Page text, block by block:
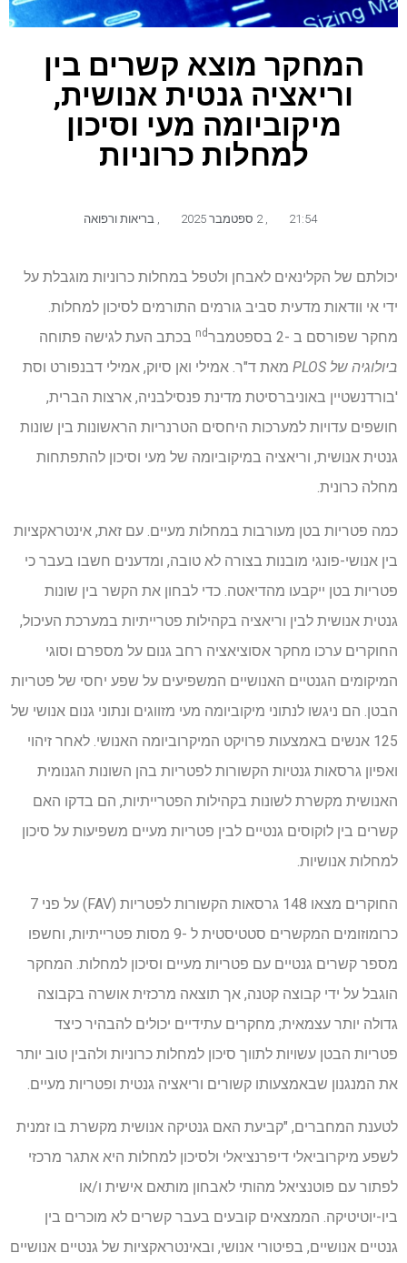
המחקר מוצא קשרים בין
וריאציה גנטית אנושית,
מיקוביומה מעי וסיכון
למחלות כרוניות
21:54 2 ספטמבר 2025 בריאות ורפואה
יכולתם של הקלינאים לאבחן ולטפל במחלות כרוניות מוגבלת על
ידי אי וודאות מדעית סביב גורמים התורמים לסיכון למחלות.
מחקר שפורסם ב -2 בספטמבר
nd בכתב העת לגישה פתוחה
ביולוגיה של PLOS
מאת ד"ר. אמילי ואן סיוק, אמילי דבנפורט וסת
'בורדנשטיין באוניברסיטת מדינת פנסילבניה, ארצות הברית,
חושפים עדויות למערכות היחסים הטרנריות הראשונות בין שונות
גנטית אנושית, וריאציה במיקוביומה של מעי וסיכון להתפתחות
מחלה כרונית.
כמה פטריות בטן מעורבות במחלות מעיים. עם זאת, אינטראקציות
בין אנושי-פונגי מובנות בצורה לא טובה, ומדענים חשבו בעבר כי
פטריות בטן ייקבעו מהדיאטה. כדי לבחון את הקשר בין שונות
גנטית אנושית לבין וריאציה בקהילות פטרייתיות במערכת העיכול,
החוקרים ערכו מחקר אסוציאציה רחב גנום על מספרם וסוגי
המיקומים הגנטיים האנושיים המשפיעים על שפע יחסי של פטריות
הבטן. הם ניגשו לנתוני מיקוביומה מעי מזווגים ונתוני גנום אנושי של
125 אנשים באמצעות פרויקט המיקרוביומה האנושי. לאחר זיהוי
ואפיון גרסאות גנטיות הקשורות לפטריות בהן השונות הגנומית
האנושית מקשרת לשונות בקהילות הפטרייתיות, הם בדקו האם
קשרים בין לוקוסים גנטיים לבין פטריות מעיים משפיעות על סיכון
למחלות אנושיות.
החוקרים מצאו 148 גרסאות הקשורות לפטריות (FAV) על פני 7
כרומוזומים המקשרים סטטיסטית ל -9 מסות פטרייתיות, וחשפו
מספר קשרים גנטיים עם פטריות מעיים וסיכון למחלות. המחקר
הוגבל על ידי קבוצה קטנה, אך תוצאה מרכזית אושרה בקבוצה
גדולה יותר עצמאית; מחקרים עתידיים יכולים להבהיר כיצד
פטריות הבטן עשויות לתווך סיכון למחלות כרוניות ולהבין טוב יותר
את המנגנון שבאמצעותו קשורים וריאציה גנטית ופטריות מעיים.
לטענת המחברים, "קביעת האם גנטיקה אנושית מקשרת בו זמנית
לשפע מיקרוביאלי דיפרנציאלי ולסיכון למחלות היא אתגר מרכזי
לפתור עם פוטנציאל מהותי לאבחון מותאם אישית ו/או
ביו-יוטיטיקה. הממצאים קובעים בעבר קשרים לא מוכרים בין
גנטיים אנושיים, בפיטורי אנושי, ובאינטראקציות של גנטיים אנושיים